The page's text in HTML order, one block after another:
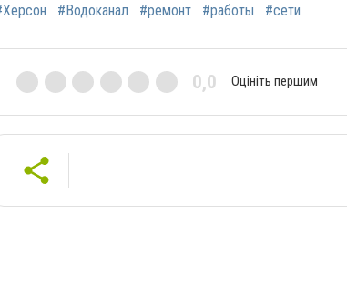
#Водоканал #ремонт #работы #сети
0,0 Оцініть першим